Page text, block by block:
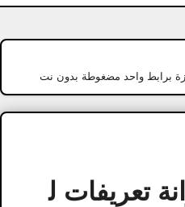
برابط واحد مضغوطة بدون نت
تعريفات ل